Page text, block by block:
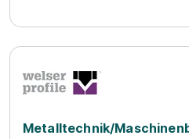
Metalltechnik/